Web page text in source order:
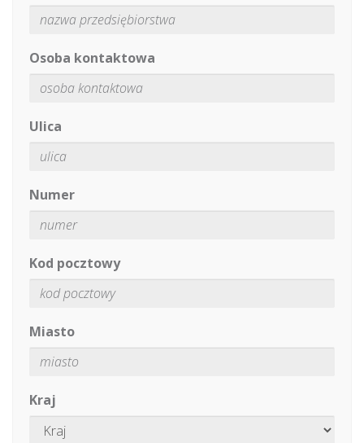
Osoba kontaktowa
Ulica
Numer
Kod pocztowy
Miasto
Kraj